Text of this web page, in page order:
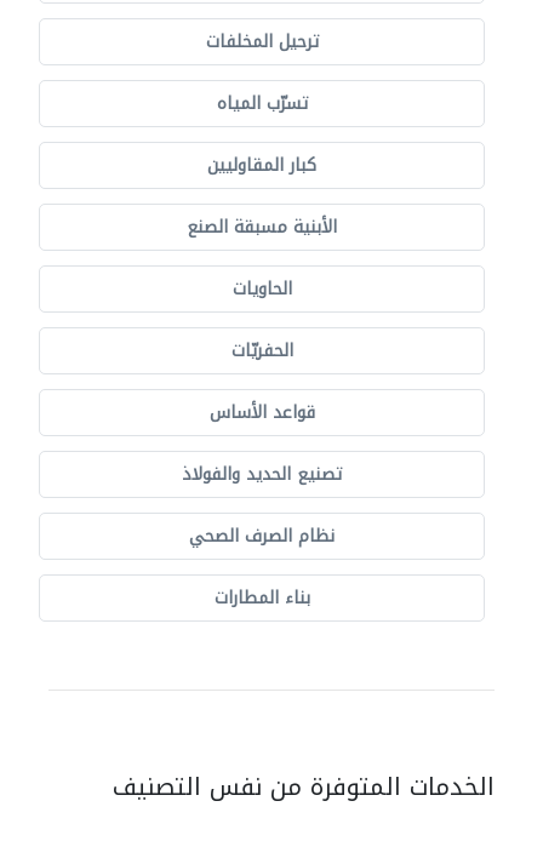
ترحيل المخلفات
تسرّب المياه
كبار المقاوليين
الأبنية مسبقة الصنع
الحاويات
الحفريّات
قواعد الأساس
تصنيع الحديد والفولاذ
نظام الصرف الصحي
بناء المطارات
الخدمات المتوفرة من نفس التصنيف